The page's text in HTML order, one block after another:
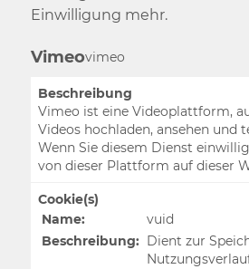
Einwilligung mehr.
Vimeovimeo
Beschreibung
Vimeo ist eine Videoplattform,
Videos hochladen, ansehen und
Wenn Sie diesem Dienst
von dieser Plattform auf dieser
Cookie(s)
Name:
vuid
Beschreibung: Dient zur